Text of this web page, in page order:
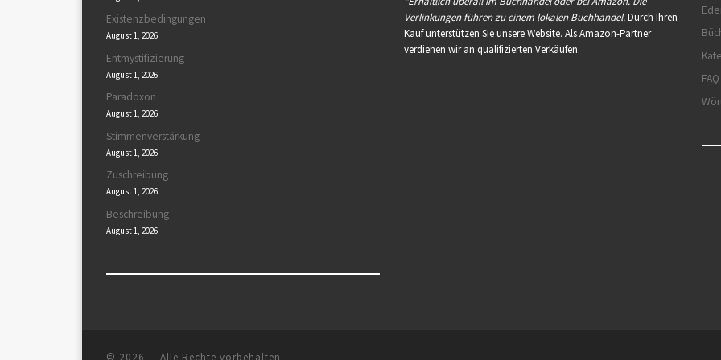
Existenzbedingungen
August 1, 2026
Entmystifizierung
August 1, 2026
Paradoxon
August 1, 2026
Stimmenverstärkung
August 1, 2026
Zuschreibung
August 1, 2026
Beschreibung
August 1, 2026
Verlinkungen führen zu einem lokalen Buchhandel.Durch Ihren
Kauf unterstützen Sie unsere Website. Als Amazon-Partner
verdienen wir an qualifizierten Verkäufen.
© 2026 – Alle Rechte vorbehalten